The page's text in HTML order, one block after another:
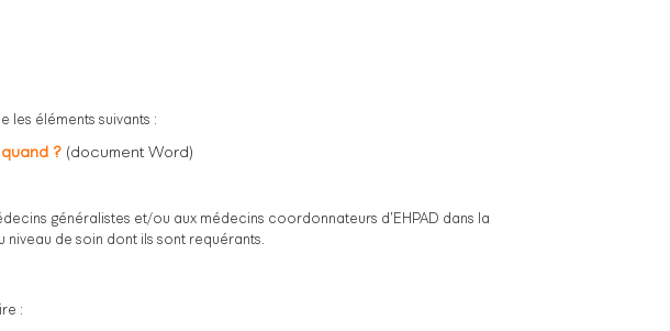
les éléments suivants :
? (document Word)
généralistes et/ou aux médecins coordonnateurs d’EHPAD dans la
de soin dont ils sont requérants.
: